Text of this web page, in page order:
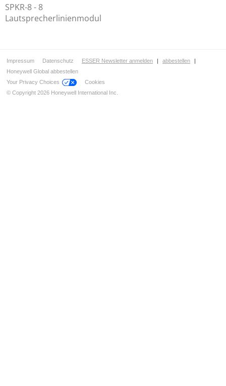
SPKR-8 - 8
Lautsprecherlinienmodul
Impressum Datenschutz ESSER Newsletter anmelden | abbestellen
|
Honeywell Global abbestellen
Your Privacy Choices
Cookies
© Copyright 2026 Honeywell International Inc.